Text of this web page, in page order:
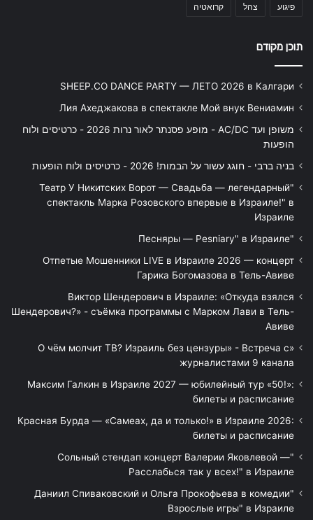
פיגוע צהל קרואטיה
תוכן מקודם
SHEEP.CO DANCE PARTY — ЛЕТО 2026 в Калгари
Лия Ахеджакова в спектакле Мой внук Вениамин
משופן ועד AC/DC - מופע פסנתר לאור נרות 2026 - כרטיסים ולוח
הופעות
בניה ברבי - חוגג עשור על הבמות! 2026 - כרטיסים ולוח הופעות
"Театр У Никитских Ворот — Свадьба — легендарный
спектакль Марка Розовского впервые в Израиле!" в
Израиле
"Песняры — Pesniary" в Израиле
Отпетые Мошенники LIVE в Израиле 2026 — концерт
Гарика Богомазова в Тель-Авиве
Виктор Шендерович в Израиле: «Откуда взялся
Шендерович?» - съёмка программы с Марком Лави в Тель-
Авиве
«О чём молчит ТВ? Израиль без цензуры» - Встреча с
журналистами 9 канала
Максим Галкин в Израиле 2027 — юбилейный тур «50!»:
билеты и расписание
Красная Бурда — «Самеах, да и только!» в Израиле 2026:
билеты и расписание
"Сольный стендап концерт Валерии Яковлевой —
Расслабься так у всех!" в Израиле
"Даниил Спиваковский и Ольга Прокофьева в комедии
Взрослые игры" в Израиле